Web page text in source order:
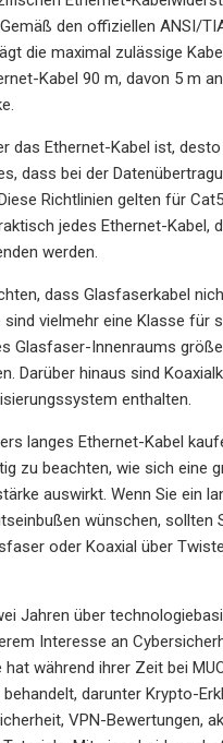
den offiziellen ANSI/
die maximal zulässige
Kabel 90 m, davon 5 m
das Ethernet-Kabel ist, desto
dass bei der
Richtlinien gelten für
jedes Ethernet-Kabel,
werden.
dass Glasfaserkabel
vielmehr eine Klasse für
Glasfaser-Innenraums
Darüber hinaus sind
enthalten.
langes Ethernet-Kabel
zu beachten, wie sich eine
auswirkt. Wenn Sie ein
wünschen, sollten
oder Koaxial über
Jahren über
Interesse an
während ihrer Zeit bei
darunter Krypto-
VPN-Bewertungen,